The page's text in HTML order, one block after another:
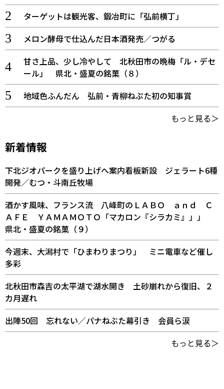
ターゲットは観光客、鍛冶町に「弘前横丁」
メロン酵母で仕込んだ日本酒発売／つがる
甘さ上品、少し冷やして 北秋田市の晩梅「ル・デセ
ール」 県北・盛夏の銘菓（８）
地域色ふんだん 弘前・青柳ねぷた初の知事賞
もっと見る＞
新着情報
下北ジオパークを盛り上げへ案内看板新設 ジェラート6種
開発／むつ・斗南丘牧場
酒かす風味、フランス流 八峰町のＬＡＢＯ ａｎｄ Ｃ
ＡＦＥ ＹＡＭＡＭＯＴＯ「マカロン『シラカミ』」」
県北・盛夏の銘菓（９）
今週末、大潟村で「ひまわりまつり」 ミニ電車など催し
多彩
北秋田市森吉の太平湖で湖水開き 土砂崩れから復旧、２
カ月遅れ
出陣50回 忘れない／パナねぶた幕引き 会員ら涙
もっと見る＞